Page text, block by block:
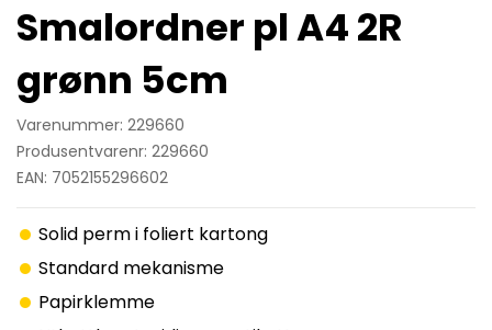
Smalordner pl A4 2R
grønn 5cm
Varenummer: 229660
Produsentvarenr: 229660
EAN: 7052155296602
Solid perm i foliert kartong
Standard mekanisme
Papirklemme